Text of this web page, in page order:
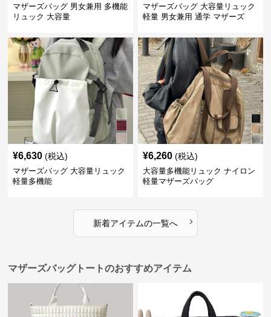
マザーズバッグ 男女兼用 多機能
リュック 大容量
マザーズバッグ 大容量リュック
軽量 男女兼用 通学 マザーズ
¥6,630 (税込)
マザーズバッグ 大容量リュック
軽量多機能
¥6,260 (税込)
大容量多機能リュック ナイロン
軽量マザーズバッグ
新着アイテムの一覧へ ›
マザーズバッグトートのおすすめアイテム